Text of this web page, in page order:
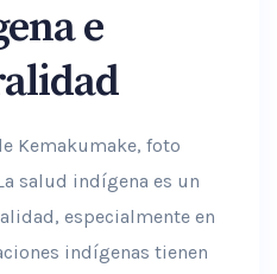
e
Kemakumake, foto
salud indígena es un
especialmente en
indígenas tienen